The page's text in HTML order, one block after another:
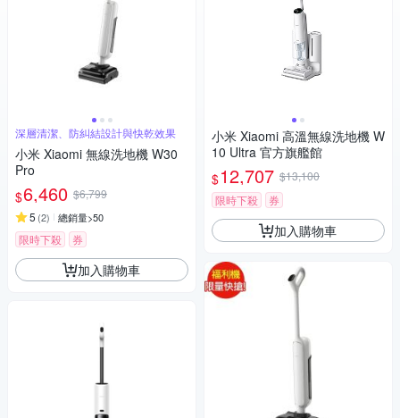
深層清潔、防糾結設計與快乾效果
小米 Xiaomi 無線洗地機 W30
Pro
$6,460 $6,799
5 (2) 總銷量>50
限時下殺 券
加入購物車
小米 Xiaomi 高溫無線洗地機 W
10 Ultra 官方旗艦館
$12,707 $13,100
限時下殺
券
加入購物車